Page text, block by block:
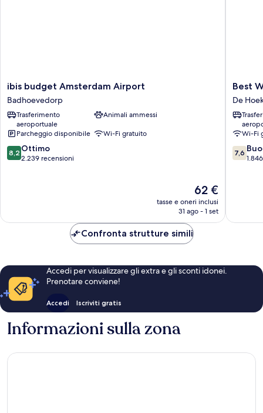
ibis
budget
Amsterdam
Airport
Badhoevedorp
ibis budget Amsterdam Airport
Badhoevedorp
Trasferimento
aeroportuale
Animali ammessi
Parcheggio disponibile
Wi-Fi gratuito
8.2
su
8,2 Ottimo
2.239 recensioni
Il
prezzo
attuale
62 €
tasse e oneri inclusi
31 ago - 1 set
Best
Western
Plus
Airport
Hotel
De
Hoek
Best
De
Wi-Fi
7.6
su
7,6
Confronta strutture simili
Accedi per visualizzare gli extra e gli sconti idonei.
Prenotare conviene!
Accedi Iscriviti gratis
Informazioni sulla zona